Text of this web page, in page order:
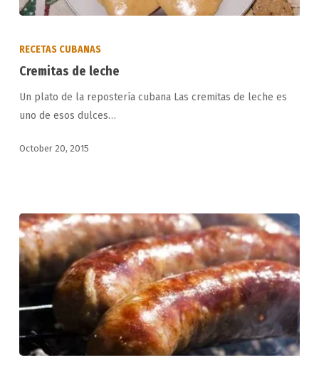
RECETAS CUBANAS
Cremitas de leche
Un plato de la repostería cubana Las cremitas de leche es
uno de esos dulces…
October 20, 2015